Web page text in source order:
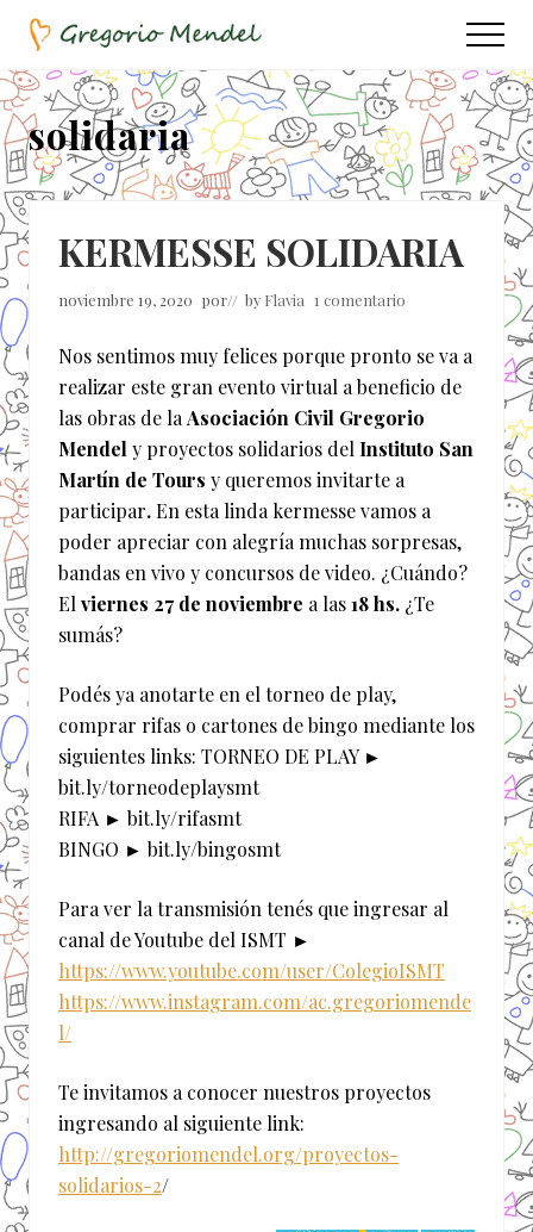
Menu
Saltar
contenido
principal
Saltar
la
barra
lateral
principal
Asociación
Civil
Menu
solidaria
KERMESSE SOLIDARIA
noviembre 19, 2020 por// by Flavia 1 comentario
Nos sentimos muy felices porque pronto se va a
realizar este gran evento virtual a beneficio de
las obras de la Asociación Civil Gregorio
Mendel y proyectos solidarios del Instituto San
Martín de Tours y queremos invitarte a
participar.En esta linda kermesse vamos a
poder apreciar con alegría muchas sorpresas,
bandas en vivo y concursos de video. ¿Cuándo?
El viernes 27 de noviembre a las18 hs. ¿Te
sumás?
Podés ya anotarte en el torneo de play,
comprar rifas o cartones de bingo mediante los
siguientes links: TORNEO DE PLAY ►
bit.ly/torneodeplaysmt
RIFA ► bit.ly/rifasmt
BINGO ► bit.ly/bingosmt
Para ver la transmisión tenés que ingresar al
canal de Youtube del ISMT ►
https://www.youtube.com/user/ColegioISMT
https://www.instagram.com/ac.gregoriomende
l/
Te invitamos a conocer nuestros proyectos
ingresando al siguiente link:
http://gregoriomendel.org/proyectos-
solidarios-2/